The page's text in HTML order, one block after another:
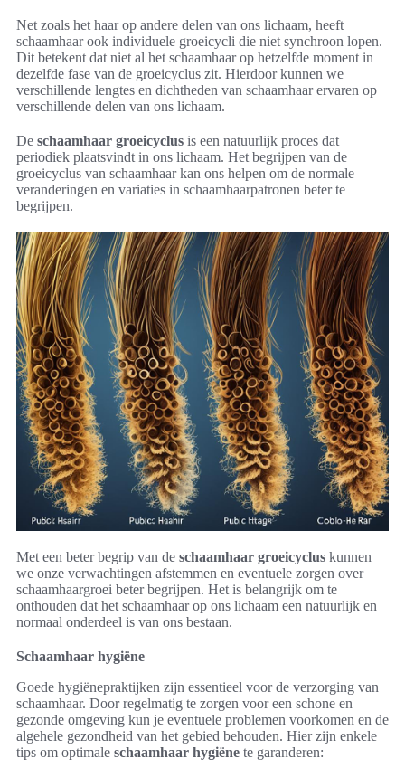
Net zoals het haar op andere delen van ons lichaam, heeft
schaamhaar ook individuele groeicycli die niet synchroon lopen.
Dit betekent dat niet al het schaamhaar op hetzelfde moment in
dezelfde fase van de groeicyclus zit. Hierdoor kunnen we
verschillende lengtes en dichtheden van schaamhaar ervaren op
verschillende delen van ons lichaam.
De schaamhaar groeicyclus is een natuurlijk proces dat
periodiek plaatsvindt in ons lichaam. Het begrijpen van de
groeicyclus van schaamhaar kan ons helpen om de normale
veranderingen en variaties in schaamhaarpatronen beter te
begrijpen.
Met een beter begrip van de schaamhaar groeicyclus kunnen
we onze verwachtingen afstemmen en eventuele zorgen over
schaamhaargroei beter begrijpen. Het is belangrijk om te
onthouden dat het schaamhaar op ons lichaam een natuurlijk en
normaal onderdeel is van ons bestaan.
Schaamhaar hygiëne
Goede hygiënepraktijken zijn essentieel voor de verzorging van
schaamhaar. Door regelmatig te zorgen voor een schone en
gezonde omgeving kun je eventuele problemen voorkomen en de
algehele gezondheid van het gebied behouden. Hier zijn enkele
tips om optimale schaamhaar hygiëne te garanderen: